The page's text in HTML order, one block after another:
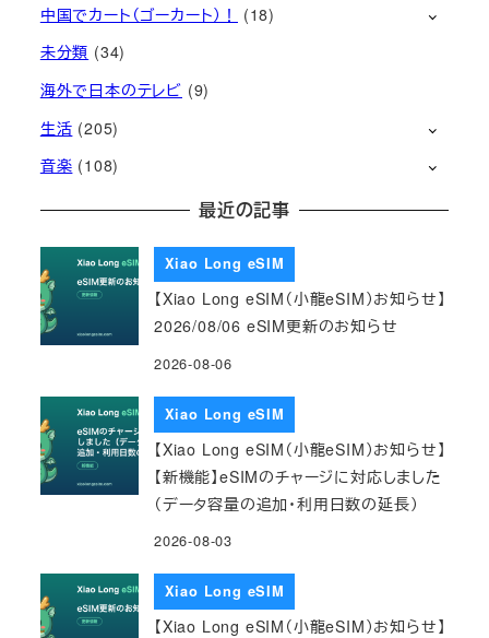
中国でカート（ゴーカート）！
(18)
未分類 (34)
海外で日本のテレビ (9)
生活 (205)
音楽 (108)
最近の記事
Xiao Long eSIM
【Xiao Long eSIM（小龍eSIM）お知らせ】
2026/08/06 eSIM更新のお知らせ
2026-08-06
Xiao Long eSIM
【Xiao Long eSIM（小龍eSIM）お知らせ】
【新機能】eSIMのチャージに対応しました
（データ容量の追加・利用日数の延長）
2026-08-03
Xiao Long eSIM
【Xiao Long eSIM（小龍eSIM）お知らせ】